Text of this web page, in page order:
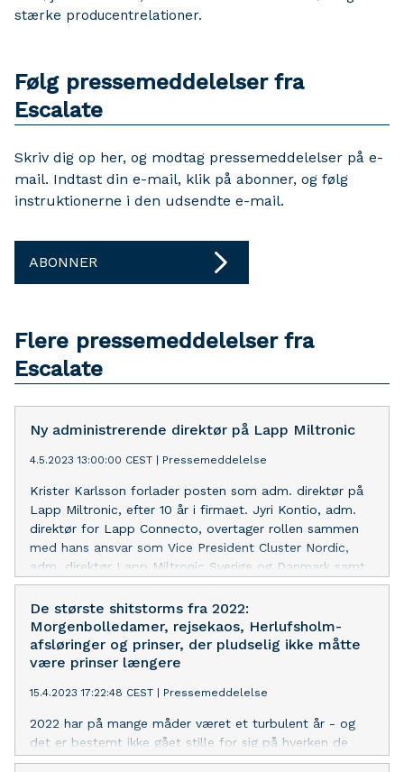
stærke producentrelationer.
Følg pressemeddelelser fra
Escalate
Skriv dig op her, og modtag pressemeddelelser på e-
mail. Indtast din e-mail, klik på abonner, og følg
instruktionerne i den udsendte e-mail.
ABONNER
Flere pressemeddelelser fra
Escalate
Ny administrerende direktør på Lapp Miltronic
4.5.2023 13:00:00 CEST Pressemeddelelse
Krister Karlsson forlader posten som adm. direktør på
Lapp Miltronic, efter 10 år i firmaet. Jyri Kontio, adm.
direktør for Lapp Connecto, overtager rollen sammen
med hans ansvar som Vice President Cluster Nordic,
adm. direktør Lapp Miltronic Sverige og Danmark samt
adm. direktør for Lapp Automaatio i Finland.
De største shitstorms fra 2022:
Morgenbolledamer, rejsekaos, Herlufsholm-
afsløringer og prinser, der pludselig ikke måtte
være prinser længere
15.4.2023 17:22:48 CEST Pressemeddelelse
2022 har på mange måder været et turbulent år - og
det er bestemt ikke gået stille for sig på hverken de
sociale medier eller i pressen. Men hvilke shitstorms